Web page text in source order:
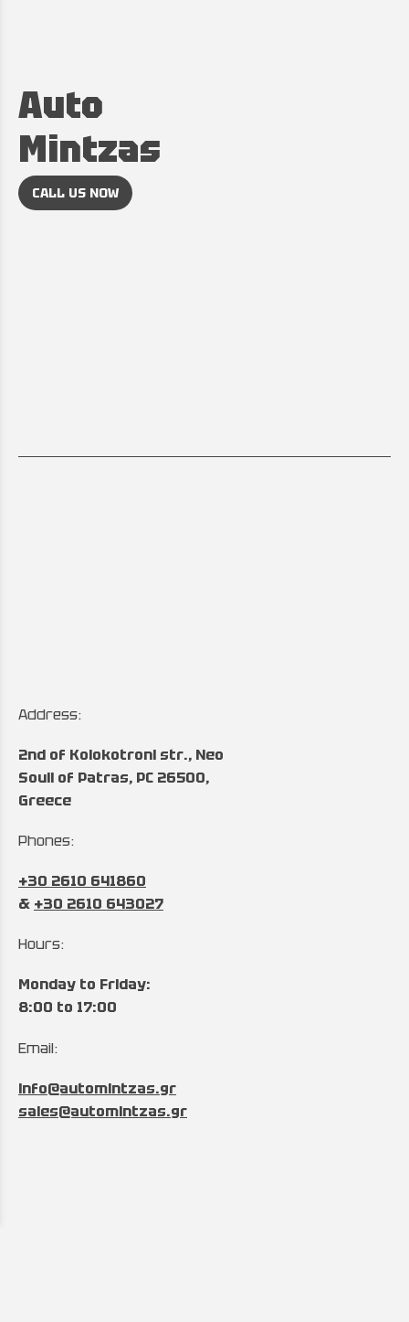
Auto
Mintzas
CALL US NOW
Address:
2nd of Kolokotroni str., Neo
Souli of Patras, PC 26500,
Greece
Phones:
+30 2610 641860
& +30 2610 643027
Hours:
Monday to Friday:
8:00 to 17:00
Email:
info@automintzas.gr
sales@automintzas.gr